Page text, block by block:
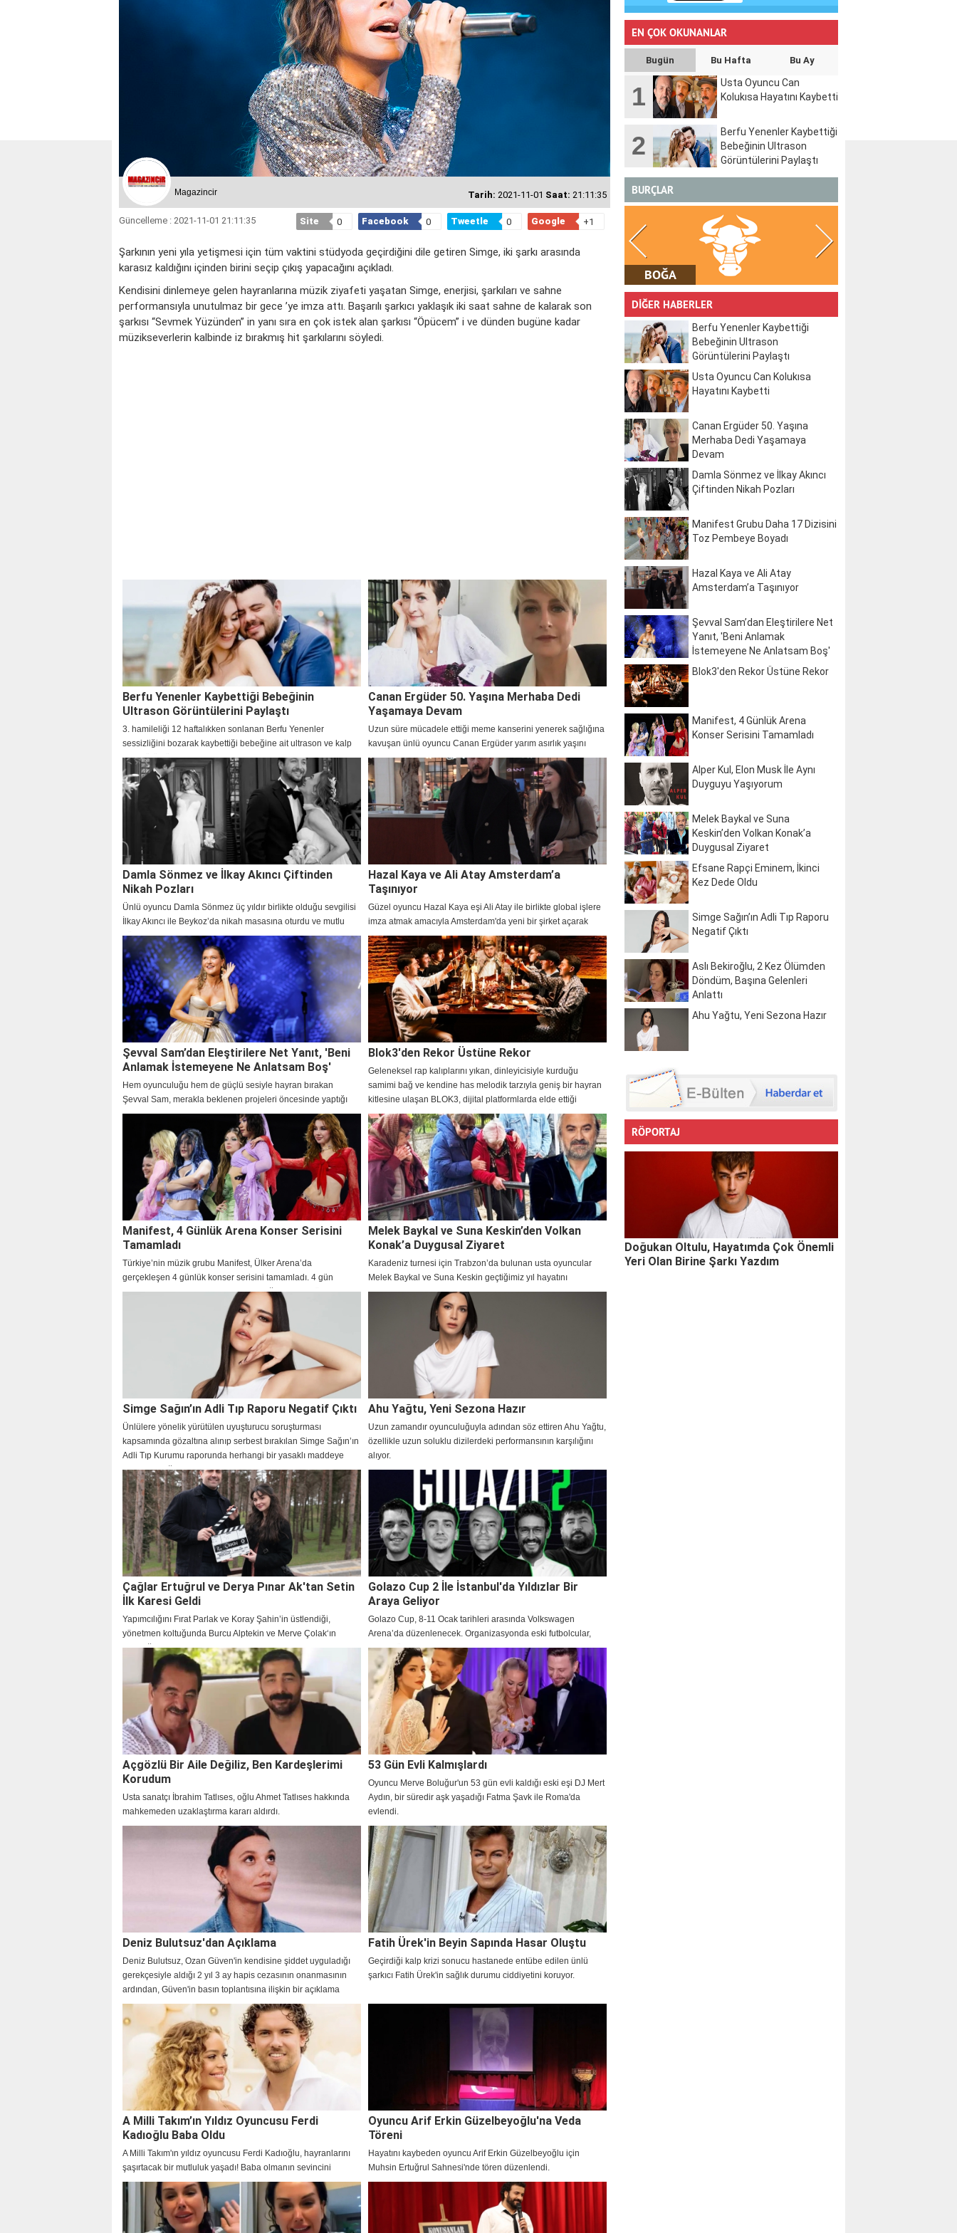
Magazincir Tarih: 2021-11-01 Saat: 21:11:35
Güncelleme : 2021-11-01 21:11:35 Site 0 Facebook 0 Tweetle 0 Google +1
Şarkının yeni yıla yetişmesi için tüm vaktini stüdyoda geçirdiğini dile getiren Simge, iki şarkı arasında
karasız kaldığını içinden birini seçip çıkış yapacağını açıkladı.
Kendisini dinlemeye gelen hayranlarına müzik ziyafeti yaşatan Simge, enerjisi, şarkıları ve sahne
performansıyla unutulmaz bir gece ’ye imza attı. Başarılı şarkıcı yaklaşık iki saat sahne de kalarak son
şarkısı “Sevmek Yüzünden” in yanı sıra en çok istek alan şarkısı “Öpücem” i ve dünden bugüne kadar
müzikseverlerin kalbinde iz bırakmış hit şarkılarını söyledi.
Berfu Yenenler Kaybettiği Bebeğinin
Ultrason Görüntülerini Paylaştı
3. hamileliği 12 haftalıkken sonlanan Berfu Yenenler
sessizliğini bozarak kaybettiği bebeğine ait ultrason ve kalp
atışı görüntülerini takipçileriyle paylaştı.
Canan Ergüder 50. Yaşına Merhaba Dedi
Yaşamaya Devam
Uzun süre mücadele ettiği meme kanserini yenerek sağlığına
kavuşan ünlü oyuncu Canan Ergüder yarım asırlık yaşını
hayranlarıyla kutladı.
Damla Sönmez ve İlkay Akıncı Çiftinden
Nikah Pozları
Ünlü oyuncu Damla Sönmez üç yıldır birlikte olduğu sevgilisi
İlkay Akıncı ile Beykoz’da nikah masasına oturdu ve mutlu
günden yeni kareleri paylaştı.
Hazal Kaya ve Ali Atay Amsterdam’a
Taşınıyor
Güzel oyuncu Hazal Kaya eşi Ali Atay ile birlikte global işlere
imza atmak amacıyla Amsterdam'da yeni bir şirket açarak
taşınma kararı aldı.
Şevval Sam’dan Eleştirilere Net Yanıt, 'Beni
Anlamak İstemeyene Ne Anlatsam Boş'
Hem oyunculuğu hem de güçlü sesiyle hayran bırakan
Şevval Sam, merakla beklenen projeleri öncesinde yaptığı
samimi açıklamalarla dikkat çekti.
Blok3'den Rekor Üstüne Rekor
Geleneksel rap kalıplarını yıkan, dinleyicisiyle kurduğu
samimi bağ ve kendine has melodik tarzıyla geniş bir hayran
kitlesine ulaşan BLOK3, dijital platformlarda elde ettiği
milyonlarca dinlenmeyle müzik dünyasındaki yükselişini
sürdürüyor.
Manifest, 4 Günlük Arena Konser Serisini
Tamamladı
Türkiye’nin müzik grubu Manifest, Ülker Arena’da
gerçekleşen 4 günlük konser serisini tamamladı. 4 gün
boyunca 50 bini aşkın izleyicinin geldiği, dev prodüksiyonlu
konserlerde, dünya standartlarında bir şov yaşandı.
Melek Baykal ve Suna Keskin’den Volkan
Konak’a Duygusal Ziyaret
Karadeniz turnesi için Trabzon’da bulunan usta oyuncular
Melek Baykal ve Suna Keskin geçtiğimiz yıl hayatını
kaybeden sanatçı Volkan Konak’ı mezarı başında ziyaret
ederek dualar etti.
Simge Sağın’ın Adli Tıp Raporu Negatif Çıktı
Ünlülere yönelik yürütülen uyuşturucu soruşturması
kapsamında gözaltına alınıp serbest bırakılan Simge Sağın’ın
Adli Tıp Kurumu raporunda herhangi bir yasaklı maddeye
rastlanmadığı açıklandı.
Ahu Yağtu, Yeni Sezona Hazır
Uzun zamandır oyunculuğuyla adından söz ettiren Ahu Yağtu,
özellikle uzun soluklu dizilerdeki performansının karşılığını
alıyor.
Çağlar Ertuğrul ve Derya Pınar Ak'tan Setin
İlk Karesi Geldi
Yapımcılığını Fırat Parlak ve Koray Şahin’in üstlendiği,
yönetmen koltuğunda Burcu Alptekin ve Merve Çolak‘ın
oturduğu, çarpıcı karakterleri ve konusuyla şimdiden merak
uyandıran yeni dizi Çirkin’in çekimleri başladı.
Golazo Cup 2 İle İstanbul'da Yıldızlar Bir
Araya Geliyor
Golazo Cup, 8-11 Ocak tarihleri arasında Volkswagen
Arena’da düzenlenecek. Organizasyonda eski futbolcular,
sanat dünyasından isimler ve dijital yayıncılar yer alacak.
Açgözlü Bir Aile Değiliz, Ben Kardeşlerimi
Korudum
Usta sanatçı İbrahim Tatlıses, oğlu Ahmet Tatlıses hakkında
mahkemeden uzaklaştırma kararı aldırdı.
53 Gün Evli Kalmışlardı
Oyuncu Merve Boluğur'un 53 gün evli kaldığı eski eşi DJ Mert
Aydın, bir süredir aşk yaşadığı Fatma Şavk ile Roma'da
evlendi.
Deniz Bulutsuz'dan Açıklama
Deniz Bulutsuz, Ozan Güven'in kendisine şiddet uyguladığı
gerekçesiyle aldığı 2 yıl 3 ay hapis cezasının onanmasının
ardından, Güven'in basın toplantısına ilişkin bir açıklama
yaptı.
Fatih Ürek'in Beyin Sapında Hasar Oluştu
Geçirdiği kalp krizi sonucu hastanede entübe edilen ünlü
şarkıcı Fatih Ürek'in sağlık durumu ciddiyetini koruyor.
A Milli Takım’ın Yıldız Oyuncusu Ferdi
Kadıoğlu Baba Oldu
A Milli Takım'ın yıldız oyuncusu Ferdi Kadıoğlu, hayranlarını
şaşırtacak bir mutluluk yaşadı! Baba olmanın sevincini
yaşayan genç futbolcu ve nişanlısı Sera Vrij'in kızlarına
verdiği isim ise oldukça dikkat çekti! İşte detaylar…
Oyuncu Arif Erkin Güzelbeyoğlu'na Veda
Töreni
Hayatını kaybeden oyuncu Arif Erkin Güzelbeyoğlu için
Muhsin Ertuğrul Sahnesi'nde tören düzenlendi.
EN ÇOK OKUNANLAR
Bugün Bu Hafta Bu Ay
1
Usta Oyuncu Can
Kolukısa Hayatını Kaybetti
2
Berfu Yenenler Kaybettiği
Bebeğinin Ultrason
Görüntülerini Paylaştı
BURÇLAR
KOÇ İKİZLER
DİĞER HABERLER
Berfu Yenenler Kaybettiği
Bebeğinin Ultrason
Görüntülerini Paylaştı
Usta Oyuncu Can Kolukısa
Hayatını Kaybetti
Canan Ergüder 50. Yaşına
Merhaba Dedi Yaşamaya
Devam
Damla Sönmez ve İlkay Akıncı
Çiftinden Nikah Pozları
Manifest Grubu Daha 17 Dizisini
Toz Pembeye Boyadı
Hazal Kaya ve Ali Atay
Amsterdam’a Taşınıyor
Şevval Sam’dan Eleştirilere Net
Yanıt, 'Beni Anlamak
İstemeyene Ne Anlatsam Boş'
Blok3'den Rekor Üstüne Rekor
Manifest, 4 Günlük Arena
Konser Serisini Tamamladı
Alper Kul, Elon Musk İle Aynı
Duyguyu Yaşıyorum
Melek Baykal ve Suna
Keskin’den Volkan Konak’a
Duygusal Ziyaret
Efsane Rapçi Eminem, İkinci
Kez Dede Oldu
Simge Sağın’ın Adli Tıp Raporu
Negatif Çıktı
Aslı Bekiroğlu, 2 Kez Ölümden
Döndüm, Başına Gelenleri
Anlattı
Ahu Yağtu, Yeni Sezona Hazır
RÖPORTAJ
Doğukan Oltulu, Hayatımda Çok Önemli
Yeri Olan Birine Şarkı Yazdım